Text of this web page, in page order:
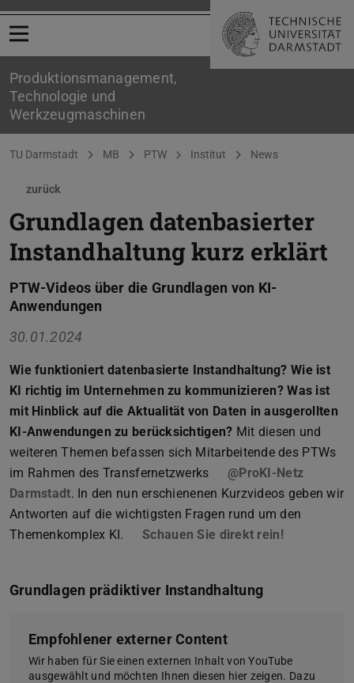
Menü öffnen
Produktionsmanagement,
Technologie und
Werkzeugmaschinen
Sie befinden sich hier:
TU Darmstadt MB PTW Institut News
zurück
Grundlagen datenbasierter
Instandhaltung kurz erklärt
PTW-Videos über die Grundlagen von KI-
Anwendungen
30.01.2024
Wie funktioniert datenbasierte Instandhaltung?Wie ist
KI richtig im Unternehmen zu kommunizieren?Was ist
mit Hinblick auf die Aktualität von Daten in ausgerollten
KI-Anwendungen zu berücksichtigen? Mit diesen und
weiteren Themen befassen sich Mitarbeitende des PTWs
im Rahmen des Transfernetzwerks
@ProKI-Netz
Darmstadt. In den nun erschienenen Kurzvideos geben wir
Antworten auf die wichtigsten Fragen rund um den
Themenkomplex KI.
Schauen Sie direkt rein!
Grundlagen prädiktiver Instandhaltung
Empfohlener externer Content
Wir haben für Sie einen externen Inhalt von YouTube
ausgewählt und möchten Ihnen diesen hier zeigen. Dazu